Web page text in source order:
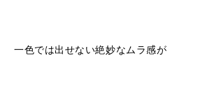
一色では出せない絶妙なムラ感が